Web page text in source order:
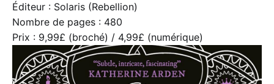
Éditeur : Solaris (Rebellion)
Nombre de pages : 480
Prix : 9,99£ (broché) / 4,99£ (numérique)